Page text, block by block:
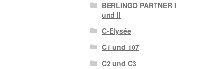
BERLINGO PARTNER I
und II
C-Elysée
C1 und 107
C2 und C3